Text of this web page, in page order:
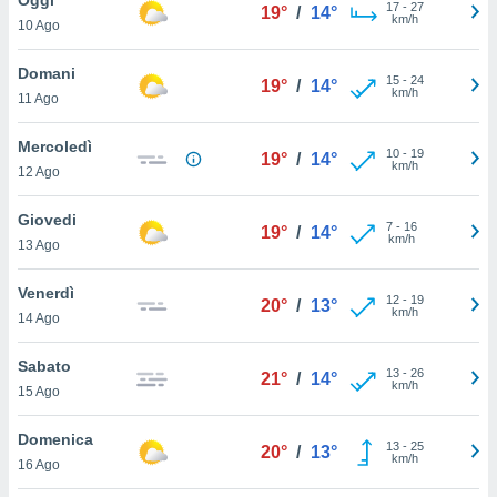
è
al sito
di
ci
di
il
un
la
nella
10 Ago
19° / 14° 17- 27
km/h
Domani
11 Ago
19° / 14° 15- 24
km/h
Mercoledì
12 Ago
19° / 14° 10- 19
km/h
Giovedi
13 Ago
19° / 14° 7- 16
km/h
Venerdì
14 Ago
20° / 13° 12- 19
km/h
Sabato
15 Ago
21° / 14° 13- 26
km/h
Domenica
16 Ago
20° / 13° 13- 25
km/h